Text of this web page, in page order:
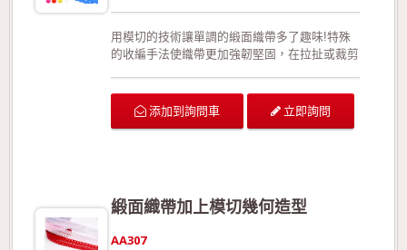
用模切的技術讓單調的緞面織帶多了趣味!特殊
的收編手法使織帶更加強韌堅固，在拉扯或裁剪
與反面之分。 可供廣泛運用在生日派對的佈
添加到詢問車 立即詢問
緞面織帶加上模切幾何造型
AA307